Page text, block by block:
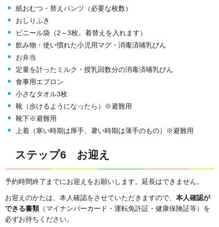
紙おむつ・替えパンツ（必要な枚数）
おしりふき
ビニール袋（2～3枚。着替えを入れます）
飲み物・使い慣れた小児用マグ・消毒済哺乳びん
お弁当
定量を計ったミルク・授乳回数分の消毒済哺乳びん
食事用エプロン
小さなタオル3枚
靴（歩けるようになったら）※避難用
靴下※避難用
上着（寒い時期は厚手、暑い時期は薄手のもの）※避難用
ステップ6 お迎え
予約時間終了までにお迎えをお願いします。延長はできません。
お迎えのかたは、本人確認をさせていただきますので、 本人確認が
できる書類 （マイナンバーカード・運転免許証・健康保険証等）を
必ずお持ちください。